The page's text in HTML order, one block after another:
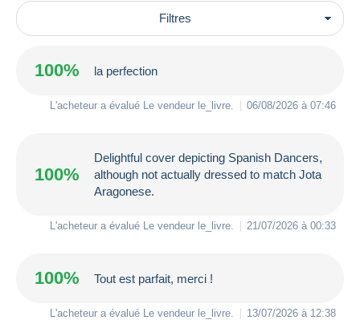
Filtres
100% la perfection
L'acheteur a évalué Le vendeur le_livre. 06/08/2026 à 07:46
100%
Delightful cover depicting Spanish Dancers,
although not actually dressed to match Jota
Aragonese.
L'acheteur a évalué Le vendeur le_livre. 21/07/2026 à 00:33
100% Tout est parfait, merci !
L'acheteur a évalué Le vendeur le_livre. 13/07/2026 à 12:38